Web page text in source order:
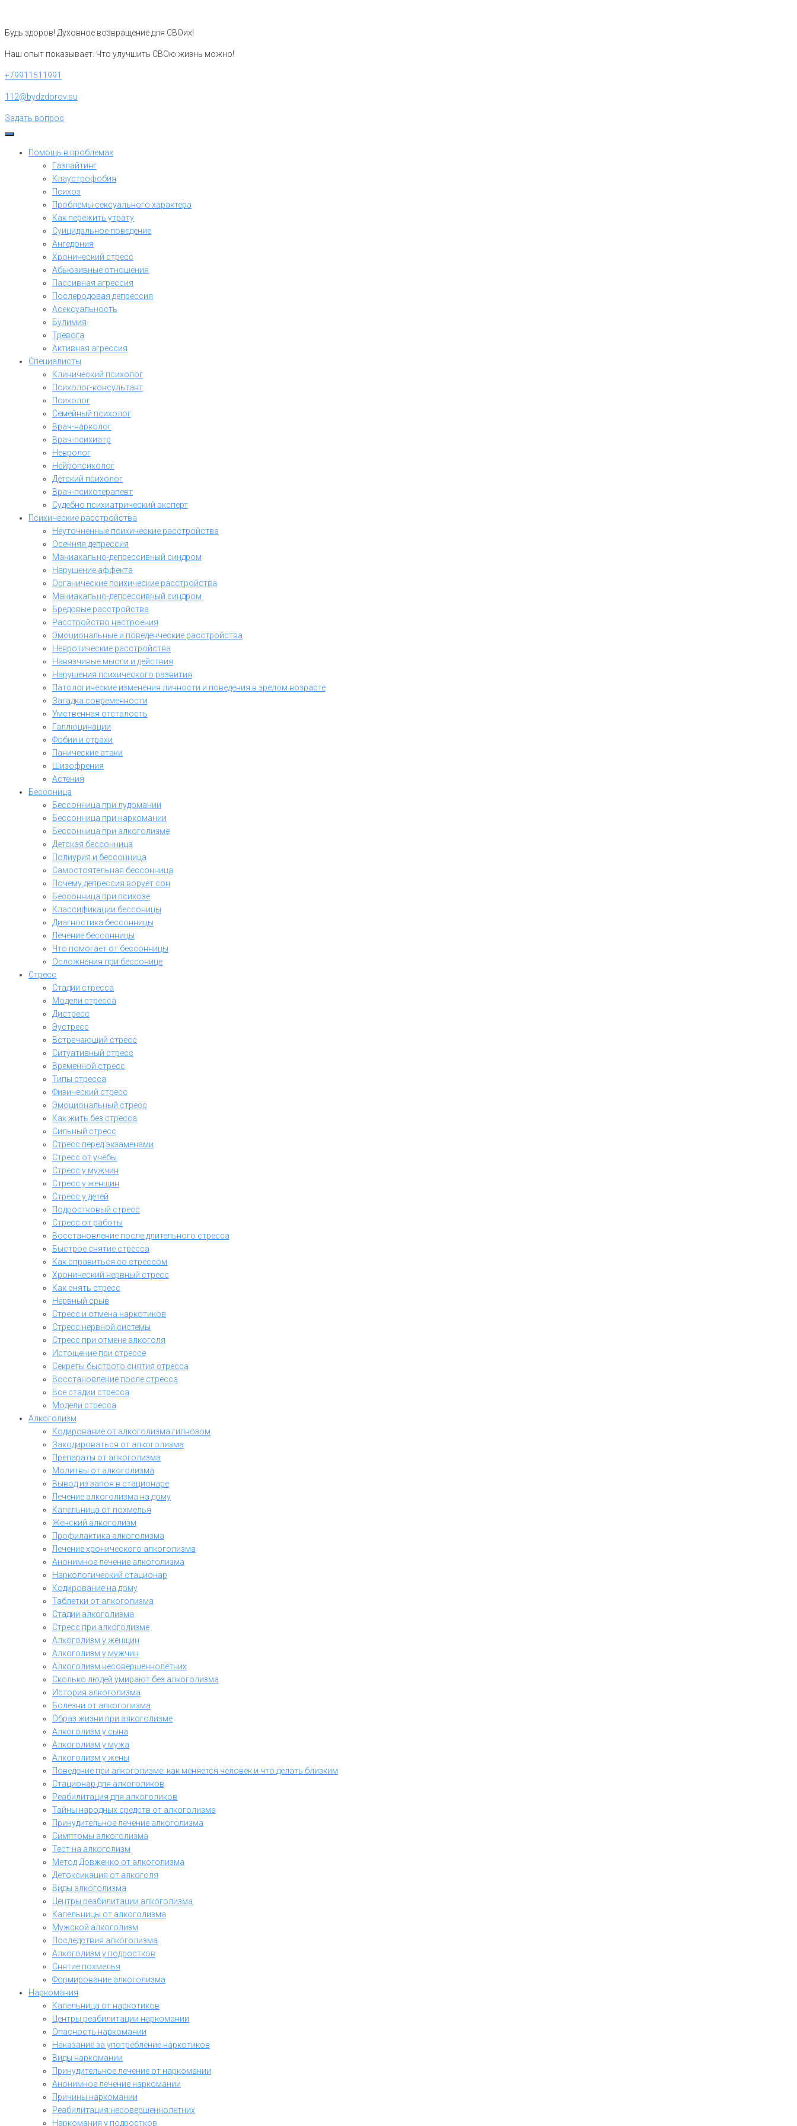
контенту
Будь здоров! Духовное возвращение для СВОих!
Наш опыт показывает. Что улучшить СВОю жизнь можно!
+79911511991
112@bydzdorov.su
Задать вопрос
Помощь в проблемах
Газлайтинг
Клаустрофобия
Психоз
Проблемы сексуального характера
Как пережить утрату
Суицидальное поведение
Ангедония
Хронический стресс
Абьюзивные отношения
Пассивная агрессия
Послеродовая депрессия
Асексуальность
Булимия
Тревога
Активная агрессия
Специалисты
Клинический психолог
Психолог-консультант
Психолог
Семейный психолог
Врач-нарколог
Врач-психиатр
Невролог
Нейропсихолог
Детский психолог
Врач-психотерапевт
Судебно психиатрический эксперт
Психические расстройства
Неуточненные психические расстройства
Осенняя депрессия
Маниакально-депрессивный синдром
Нарушение аффекта
Органические психические расстройства
Маниакально-депрессивный синдром
Бредовые расстройства
Расстройство настроения
Эмоциональные и поведенческие расстройства
Невротические расстройства
Навязчивые мысли и действия
Нарушения психического развития
Патологические изменения личности и поведения в зрелом возрасте
Загадка современности
Умственная отсталость
Галлюцинации
Фобии и страхи
Панические атаки
Шизофрения
Астения
Бессоница
Бессонница при лудомании
Бессонница при наркомании
Бессонница при алкоголизме
Детская бессонница
Полиурия и бессонница
Самостоятельная бессонница
Почему депрессия ворует сон
Бессонница при психозе
Классификации бессоницы
Диагностика бессонницы
Лечение бессонницы
Что помогает от бессонницы
Осложнения при бессонице
Стресс
Стадии стресса
Модели стресса
Дистресс
Эустресс
Встречающий стресс
Ситуативный стресс
Временной стресс
Типы стресса
Физический стресс
Эмоциональный стресс
Как жить без стресса
Сильный стресс
Стресс перед экзаменами
Стресс от учебы
Стресс у мужчин
Стресс у женщин
Стресс у детей
Подростковый стресс
Стресс от работы
Восстановление после длительного стресса
Быстрое снятие стресса
Как справиться со стрессом
Хронический нервный стресс
Как снять стресс
Нервный срыв
Стресс и отмена наркотиков
Стресс нервной системы
Стресс при отмене алкоголя
Истощение при стрессе
Секреты быстрого снятия стресса
Восстановление после стресса
Все стадии стресса
Модели стресса
Алкоголизм
Кодирование от алкоголизма гипнозом
Закодироваться от алкоголизма
Препараты от алкоголизма
Молитвы от алкоголизма
Вывод из запоя в стационаре
Лечение алкоголизма на дому
Капельница от похмелья
Женский алкоголизм
Профилактика алкоголизма
Лечение хронического алкоголизма
Анонимное лечение алкоголизма
Наркологический стационар
Кодирование на дому
Таблетки от алкоголизма
Стадии алкоголизма
Стресс при алкоголизме
Алкоголизм у женщин
Алкоголизм у мужчин
Алкоголизм несовершеннолетних
Сколько людей умирают без алкоголизма
История алкоголизма
Болезни от алкоголизма
Образ жизни при алкоголизме
Алкоголизм у сына
Алкоголизм у мужа
Алкоголизм у жены
Поведение при алкоголизме: как меняется человек и что делать близким
Стационар для алкоголиков
Реабилитация для алкоголиков
Тайны народных средств от алкоголизма
Принудительное лечение алкоголизма
Симптомы алкоголизма
Тест на алкоголизм
Метод Довженко от алкоголизма
Детоксикация от алкоголя
Виды алкоголизма
Центры реабилитации алкоголизма
Капельницы от алкоголизма
Мужской алкоголизм
Последствия алкоголизма
Алкоголизм у подростков
Снятие похмелья
Формирование алкоголизма
Наркомания
Капельница от наркотиков
Центры реабилитации наркомании
Опасность наркомании
Наказание за употребление наркотиков
Виды наркомании
Принудительное лечение от наркомании
Анонимное лечение наркомании
Причины наркомании
Реабилитация несовершеннолетних
Наркомания у подростков